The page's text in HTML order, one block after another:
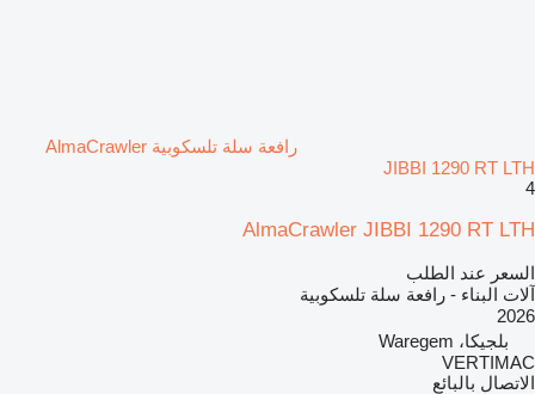
رافعة سلة تلسكوبية AlmaCrawler
JIBBI 1290 RT LTH
4
AlmaCrawler JIBBI 1290 RT LTH
السعر عند الطلب
آلات البناء - رافعة سلة تلسكوبية
2026
بلجيكا، Waregem
VERTIMAC
الاتصال بالبائع